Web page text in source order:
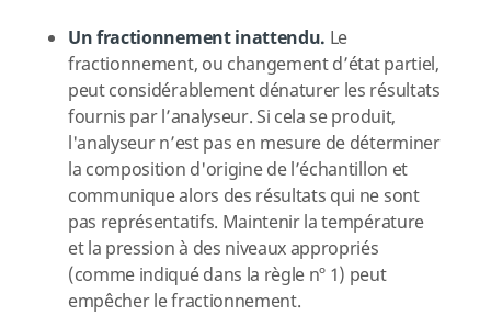
Un fractionnement inattendu. Le
fractionnement, ou changement d’état partiel,
peut considérablement dénaturer les résultats
fournis par l’analyseur. Si cela se produit,
l'analyseur n’est pas en mesure de déterminer
la composition d'origine de l’échantillon et
communique alors des résultats qui ne sont
pas représentatifs. Maintenir la température
et la pression à des niveaux appropriés
(comme indiqué dans la règle nº 1) peut
empêcher le fractionnement.